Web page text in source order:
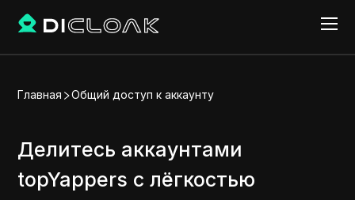
Главная Общий доступ к аккаунту
Делитесь аккаунтами
topYappers с лёгкостью